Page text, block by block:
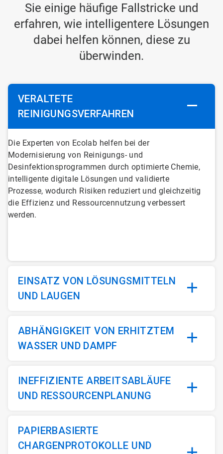
Sie einige häufige Fallstricke und
erfahren, wie intelligentere Lösungen
dabei helfen können, diese zu
überwinden.
VERALTETE
REINIGUNGSVERFAHREN
ArticleTile
von
Die Experten von Ecolab helfen bei der
Modernisierung von Reinigungs- und
Desinfektionsprogrammen durch optimierte Chemie,
intelligente digitale Lösungen und validierte
Prozesse, wodurch Risiken reduziert und gleichzeitig
die Effizienz und Ressourcennutzung verbessert
werden.
EINSATZ VON LÖSUNGSMITTELN
UND LAUGEN
ABHÄNGIGKEIT VON ERHITZTEM
WASSER UND DAMPF
INEFFIZIENTE ARBEITSABLÄUFE
UND RESSOURCENPLANUNG
PAPIERBASIERTE
CHARGENPROTOKOLLE UND